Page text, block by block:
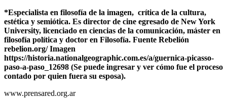
*Especialista en filosofía de la imagen, crítica de la cultura,
estética y semiótica. Es director de cine egresado de New York
University, licenciado en ciencias de la comunicación, máster en
filosofía política y doctor en Filosofía. Fuente Rebelión
rebelion.org/ Imagen
https://historia.nationalgeographic.com.es/a/guernica-picasso-
paso-a-paso_12698 (Se puede ingresar y ver cómo fue el proceso
contado por quien fuera su esposa).
www.prensared.org.ar